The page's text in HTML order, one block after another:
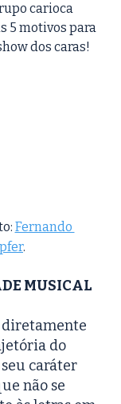
carioca
5 motivos para
dos caras!
Fernando
.
MUSICAL
diretamente
do
caráter
não se